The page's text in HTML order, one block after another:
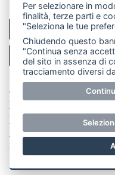
PER
© Copyright
E' proibita la
parziale di testi,
preventiva
numero Rea LC
Per selezionare in
finalità, terze parti e
"Seleziona le tue
Chiudendo questo
"Continua senza
del sito in assenza di
tracciamento diversi